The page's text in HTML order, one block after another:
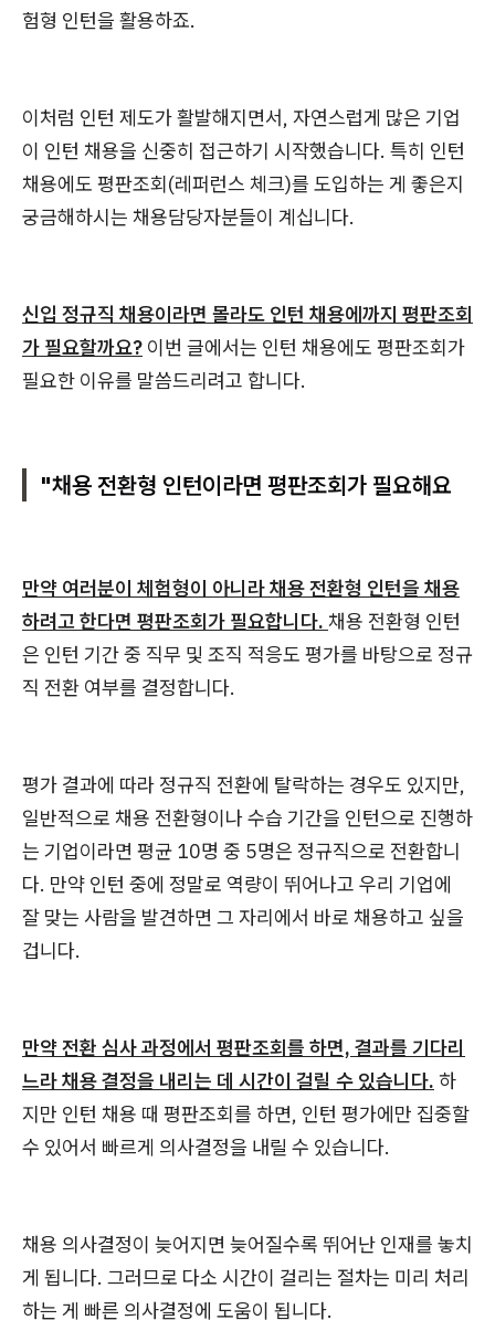
험형 인턴을 활용하죠.
이처럼 인턴 제도가 활발해지면서, 자연스럽게 많은 기업
이 인턴 채용을 신중히 접근하기 시작했습니다. 특히 인턴
채용에도 평판조회(레퍼런스 체크)를 도입하는 게 좋은지
궁금해하시는 채용담당자분들이 계십니다.
신입 정규직 채용이라면 몰라도 인턴 채용에까지 평판조회
가 필요할까요? 이번 글에서는 인턴 채용에도 평판조회가
필요한 이유를 말씀드리려고 합니다.
"채용 전환형 인턴이라면 평판조회가 필요해요
만약 여러분이 체험형이 아니라 채용 전환형 인턴을 채용
하려고 한다면 평판조회가 필요합니다. 채용 전환형 인턴
은 인턴 기간 중 직무 및 조직 적응도 평가를 바탕으로 정규
직 전환 여부를 결정합니다.
평가 결과에 따라 정규직 전환에 탈락하는 경우도 있지만,
일반적으로 채용 전환형이나 수습 기간을 인턴으로 진행하
는 기업이라면 평균 10명 중 5명은 정규직으로 전환합니
다. 만약 인턴 중에 정말로 역량이 뛰어나고 우리 기업에
잘 맞는 사람을 발견하면 그 자리에서 바로 채용하고 싶을
겁니다.
만약 전환 심사 과정에서 평판조회를 하면, 결과를 기다리
느라 채용 결정을 내리는 데 시간이 걸릴 수 있습니다. 하
지만 인턴 채용 때 평판조회를 하면, 인턴 평가에만 집중할
수 있어서 빠르게 의사결정을 내릴 수 있습니다.
채용 의사결정이 늦어지면 늦어질수록 뛰어난 인재를 놓치
게 됩니다. 그러므로 다소 시간이 걸리는 절차는 미리 처리
하는 게 빠른 의사결정에 도움이 됩니다.